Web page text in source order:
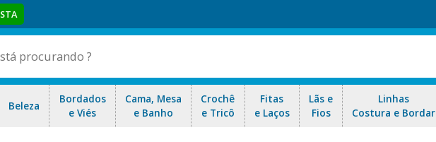
Beleza
Bordados
e Viés
Cama, Mesa
e Banho
Crochê
e Tricô
Fitas
e Laços
Lãs e
Fios
Linhas
Costura e Bordar